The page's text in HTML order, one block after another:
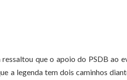
que o apoio do PSDB ao
a legenda tem dois caminhos